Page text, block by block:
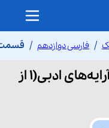
فارسی دوازدهم قسمت
یادآوری آرایه‌های ادبی(۱ از